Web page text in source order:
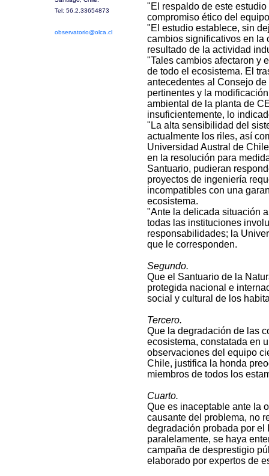
"El respaldo de este
compromiso ético del
"El estudio establece, sin
cambios significativos en la
resultado de la actividad
"Tales cambios afectaron y
de todo el ecosistema. El
antecedentes al Consejo
pertinentes y la
ambiental de la planta de
insuficientemente, lo
"La alta sensibilidad del
actualmente los riles, así
Universidad Austral de
en la resolución para
Santuario, pudieran
proyectos de ingeniería
incompatibles con una
ecosistema.
"Ante la delicada situación
todas las instituciones
responsabilidades; la
que le corresponden.
Segundo.
Que el Santuario de la
protegida nacional e
social y cultural de los
Tercero.
Que la degradación de las
ecosistema, constatada en
observaciones del equipo
Chile, justifica la honda
miembros de todos los
Cuarto.
Que es inaceptable ante la
causante del problema, no
degradación probada por el
paralelamente, se haya
campaña de desprestigio
elaborado por expertos de